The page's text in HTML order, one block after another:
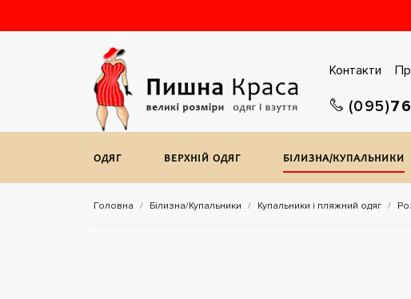
Контакти
(095)
ОДЯГ ВЕРХНIЙ ОДЯГ БІЛИЗНА/КУПАЛЬНИКИ
Головна Білизна/Купальники Купальники і пляжний одяг